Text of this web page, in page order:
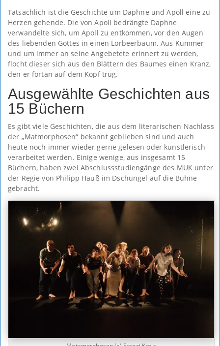
Tatsächlich ist die Geschichte um Daphne und Apoll eine zu
Herzen gehende. Die von Apoll bedrängte Daphne
verwandelte sich, um Apoll zu entkommen, vor den Augen
des liebenden Gottes in einen Lorbeerbaum. Aus Kummer
und um immer an seine Angebetete erinnert zu werden,
flocht dieser sich aus den Blättern des Baumes einen Kranz,
den er fortan auf dem Kopf trug.
Ausgewählte Geschichten aus
15 Büchern
Es gibt viele Geschichten, die aus dem literarischen Nachlass
der „Matmorphosen“ bekannt geblieben sind und auch
heute noch immer wieder gerne gelesen oder künstlerisch
verarbeitet werden. Einige wenige, aus insgesamt 15
Büchern, haben zwei Abschlussstudiengänge des MUK unter
der Regie von Philipp Hauß im Dschungel auf die Bühne
gebracht.